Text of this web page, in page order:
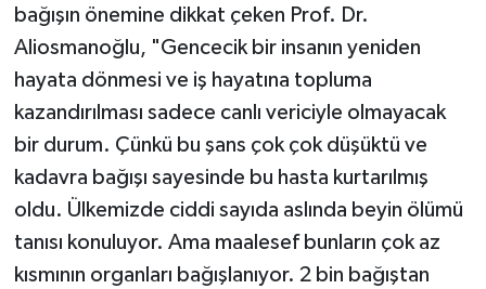
bağışın önemine dikkat çeken Prof. Dr.
Aliosmanoğlu, "Gencecik bir insanın yeniden
hayata dönmesi ve iş hayatına topluma
kazandırılması sadece canlı vericiyle olmayacak
bir durum. Çünkü bu şans çok çok düşüktü ve
kadavra bağışı sayesinde bu hasta kurtarılmış
oldu. Ülkemizde ciddi sayıda aslında beyin ölümü
tanısı konuluyor. Ama maalesef bunların çok az
kısmının organları bağışlanıyor. 2 bin bağıştan